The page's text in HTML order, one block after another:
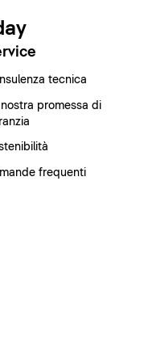
tecnica
nostra promessa di
frequenti